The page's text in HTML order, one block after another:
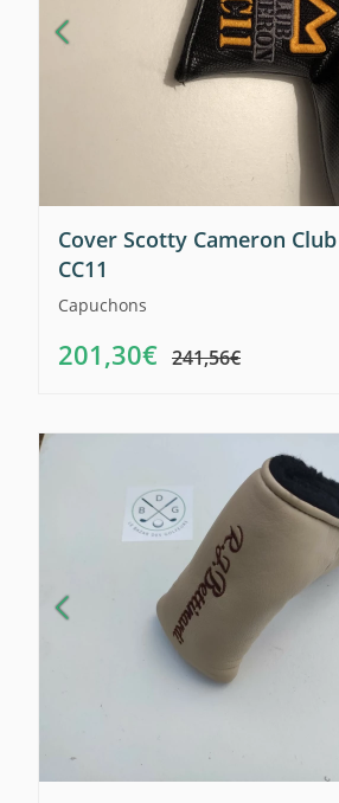
Cover Scotty Cameron
CC11
Capuchons
201,30€ 241,56€